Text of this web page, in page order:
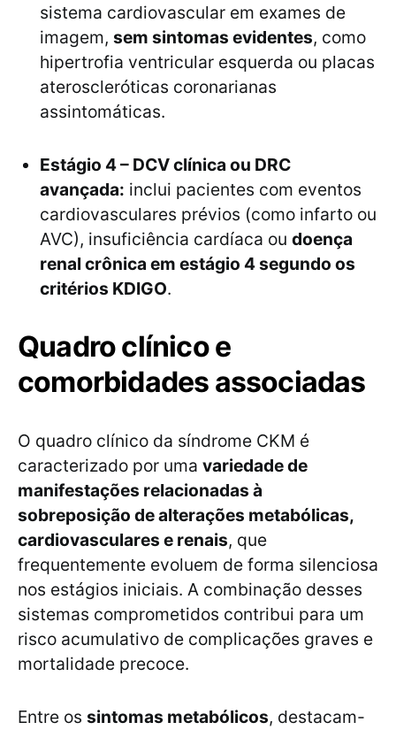
sistema cardiovascular em exames de
imagem, sem sintomas evidentes, como
hipertrofia ventricular esquerda ou placas
ateroscleróticas coronarianas
assintomáticas.
Estágio 4 – DCV clínica ou DRC
avançada: inclui pacientes com eventos
cardiovasculares prévios (como infarto ou
AVC), insuficiência cardíaca ou doença
renal crônica em estágio 4 segundo os
critérios KDIGO.
Quadro clínico e
comorbidades associadas
O quadro clínico da síndrome CKM é
caracterizado por uma variedade de
manifestações relacionadas à
sobreposição de alterações metabólicas,
cardiovasculares e renais, que
frequentemente evoluem de forma silenciosa
nos estágios iniciais. A combinação desses
sistemas comprometidos contribui para um
risco acumulativo de complicações graves e
mortalidade precoce.
Entre os sintomas metabólicos, destacam-